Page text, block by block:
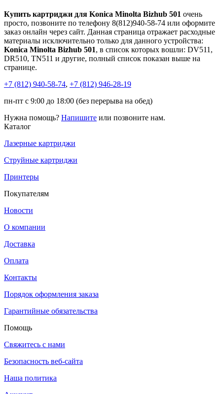
Купить картриджи для Konica Minolta Bizhub 501 очень
просто, позвоните по телефону 8(812)940-58-74 или оформите
заказ онлайн через сайт. Данная страница отражает расходные
материалы исключительно только для данного устройства:
Konica Minolta Bizhub 501, в список которых вошли: DV511,
DR510, TN511 и другие, полный список показан выше на
странице.
+7 (812) 940-58-74, +7 (812) 946-28-19
пн-пт с 9:00 до 18:00 (без перерыва на обед)
Нужна помощь? Напишите или позвоните нам.
Каталог
Лазерные картриджи
Струйные картриджи
Принтеры
Покупателям
Новости
О компании
Доставка
Оплата
Контакты
Порядок оформления заказа
Гарантийные обязательства
Помощь
Свяжитесь с нами
Безопасность веб-сайта
Наша политика